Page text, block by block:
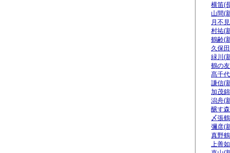
横笛(
山間(
月不
村祐(
鶴齢(
久保
緑川(
鶴の
髙千
謙信(
加茂
潟舟(
醸す
〆張
彌彦(
真野
上善